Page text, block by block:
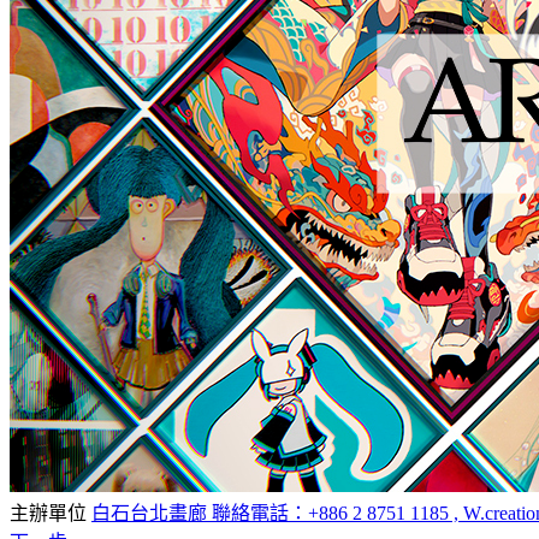
主辦單位 白石台北畫廊 聯絡電話：+886 2 8751 1185 ,